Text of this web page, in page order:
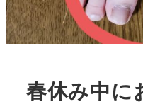
春休み中に